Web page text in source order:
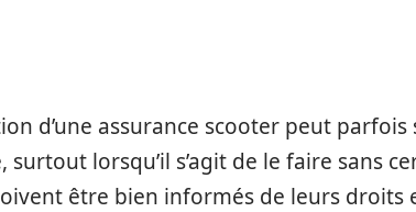
d’une assurance scooter peut
surtout lorsqu’il s’agit de le faire sans
être bien informés de leurs